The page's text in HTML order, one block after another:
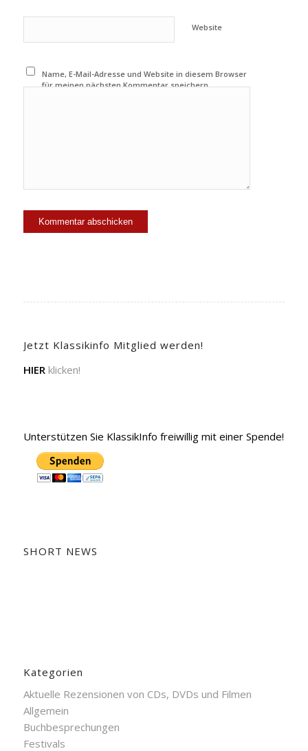
Website
Name, E-Mail-Adresse und Website in diesem Browser
für meinen nächsten Kommentar speichern.
Jetzt Klassikinfo Mitglied werden!
HIERklicken!
Unterstützen Sie KlassikInfo freiwillig mit einer Spende!
SHORT NEWS
Kategorien
Aktuelle Rezensionen von CDs, DVDs und Filmen
Allgemein
Buchbesprechungen
Festivals